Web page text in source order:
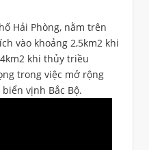
Hải Phòng, nằm trên
vào khoảng 2,5km2 khi
khi thủy triều
trong việc mở rộng
vịnh Bắc Bộ.